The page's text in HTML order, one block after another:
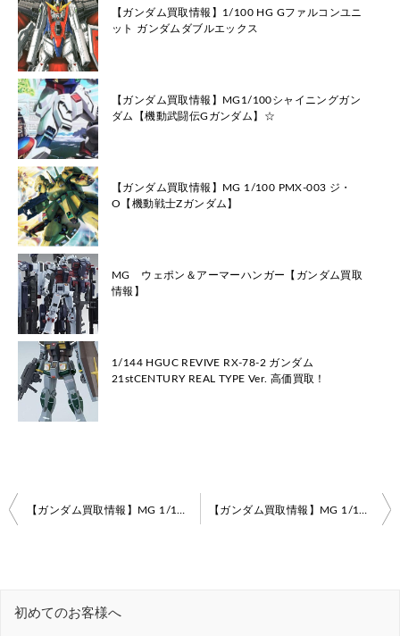
【ガンダム買取情報】1/100 HG Gファルコンユニ
ット ガンダムダブルエックス
【ガンダム買取情報】MG1/100シャイニングガン
ダム【機動武闘伝Gガンダム】☆
【ガンダム買取情報】MG 1/100 PMX-003 ジ・
O【機動戦士Zガンダム】
MG ウェポン＆アーマーハンガー【ガンダム買取
情報】
1/144 HGUC REVIVE RX-78-2 ガンダム
21stCENTURY REAL TYPE Ver. 高価買取！
投
ゲ
【ガンダム買取情報】MG 1/100 RX-78/C.A キャスバル専用ガンダム Ver.3.0高価買取いたします！ 【ガンダム買取情報】MG 1/100 AMX-004 キュベレイ
初めてのお客様へ